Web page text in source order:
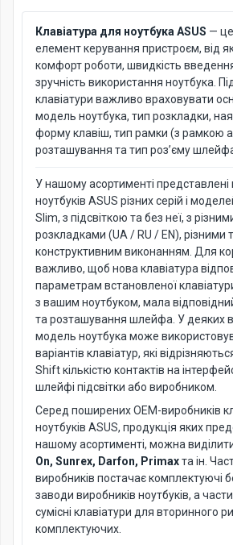
Клавіатура для ноутбука ASUS —
елемент керування пристроєм, від
комфорт роботи, швидкість
зручність використання ноутбука.
клавіатури важливо враховувати
модель ноутбука, тип розкладки,
форму клавіш, тип рамки (з рамкою
розташування та тип роз’єму
У нашому асортименті представлені
ноутбуків ASUS різних серій і
Slim, з підсвіткою та без неї, з
розкладками (UA / RU / EN), різними
конструктивним виконанням. Для
важливо, щоб нова клавіатура
параметрам встановленої
з вашим ноутбуком, мала
та розташування шлейфа. У деяких
модель ноутбука може
варіантів клавіатур, які
Shift кількістю контактів на
шлейфі підсвітки або виробником.
Серед поширених OEM-виробників
ноутбуків ASUS, продукція яких
нашому асортименті, можна
On, Sunrex, Darfon, Primaxта ін.
виробників постачає комплектуючі
заводи виробників ноутбуків, а
сумісні клавіатури для вторинного
комплектуючих.